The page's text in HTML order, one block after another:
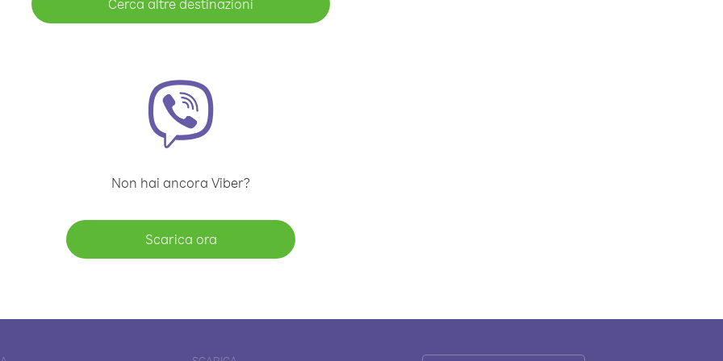
Cerca altre destinazioni
Non hai ancora Viber?
Scarica ora